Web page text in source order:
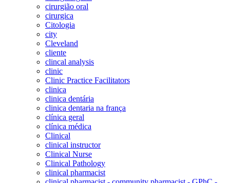
cirurgião oral
cirurgica
Citologia
city
Cleveland
cliente
clincal analysis
clinic
Clinic Practice Facilitators
clinica
clinica dentária
clinica dentaria na frança
clínica geral
clínica médica
Clinical
clinical instructor
Clinical Nurse
Clinical Pathology
clinical pharmacist